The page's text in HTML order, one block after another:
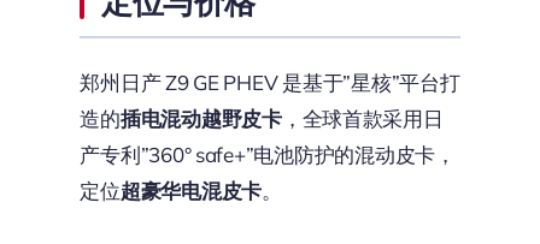
郑州日产 Z9 GE PHEV 是基于”星核”平台打
造的插电混动越野皮卡，全球首款采用日
产专利”360° safe+”电池防护的混动皮卡，
定位超豪华电混皮卡。